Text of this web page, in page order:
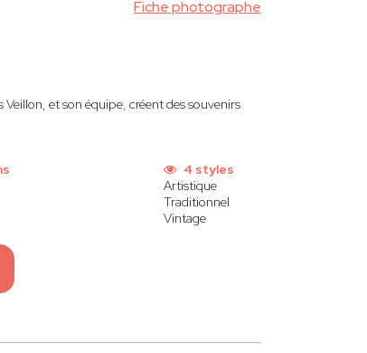
Fiche photographe
et son équipe, créent des souvenirs
4 styles
Artistique
Traditionnel
Vintage